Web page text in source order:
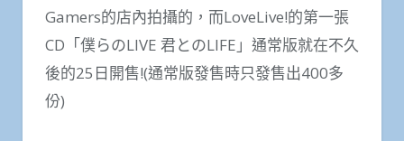
Gamers的店內拍攝的，而LoveLive!的第一張
CD「僕らのLIVE 君とのLIFE」通常版就在不久
後的25日開售!(通常版發售時只發售出400多
份)